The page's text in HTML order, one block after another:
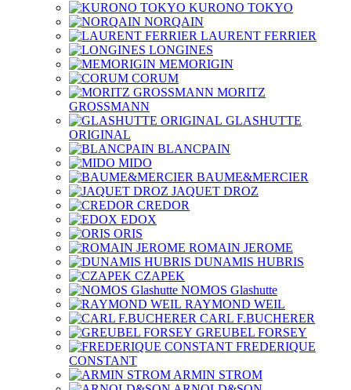
KURONO TOKYO
NORQAIN
LAURENT FERRIER
LONGINES
MEMORIGIN
CORUM
MORITZ
GROSSMANN
GLASHUTTE
ORIGINAL
BLANCPAIN
MIDO
BAUME&MERCIER
JAQUET DROZ
CREDOR
EDOX
ORIS
ROMAIN JEROME
DUNAMIS HUBRIS
CZAPEK
NOMOS Glashutte
RAYMOND WEIL
CARL F.BUCHERER
GREUBEL FORSEY
FREDERIQUE
CONSTANT
ARMIN STROM